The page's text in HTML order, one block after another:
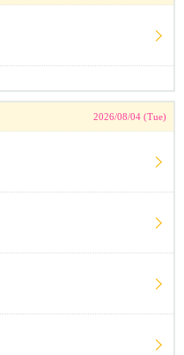
2026/08/04 (Tue)